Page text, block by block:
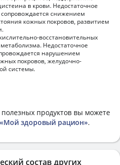
в крови. Недостаточное
снижением
кожных покровов, развитием
восстановительных
Недостаточное
нарушением
покровов, желудочно-
системы.
продуктов вы можете
«Мой здоровый рацион».
состав других